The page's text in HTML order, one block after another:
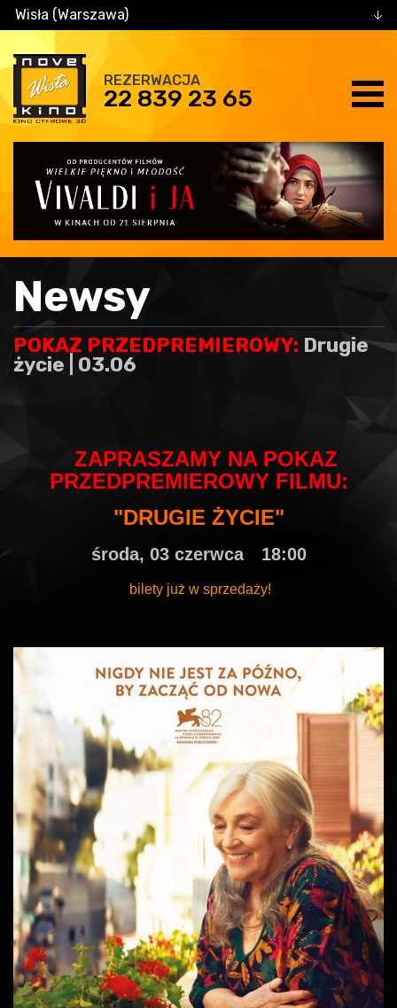
Wisła (Warszawa)
REZERWACJA
22 839 23 65
Newsy
POKAZ PRZEDPREMIEROWY: Drugie
życie | 03.06
ZAPRASZAMY NA POKAZ
PRZEDPREMIEROWY FILMU:
"DRUGIE ŻYCIE"
środa, 03 czerwca 18:00
bilety już w sprzedaży!